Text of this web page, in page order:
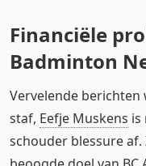
Financiële
Badminton
Vervelende
staf, Eefje Muskens is
schouder blessure